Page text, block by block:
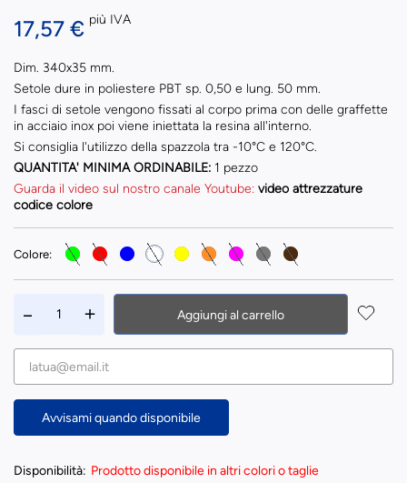
17,57 € più IVA
Dim. 340x35 mm.
Setole dure in poliestere PBT sp. 0,50 e lung. 50 mm.
I fasci di setole vengono fissati al corpo prima con delle graffette
in acciaio inox poi viene iniettata la resina all'interno.
Si consiglia l'utilizzo della spazzola tra -10°C e 120°C.
QUANTITA' MINIMA ORDINABILE: 1 pezzo
Guarda il video sul nostro canale Youtube: video attrezzature
codice colore
Colore:
Aggiungi al carrello
Avvisami quando disponibile
Disponibilità: Prodotto disponibile in altri colori o taglie